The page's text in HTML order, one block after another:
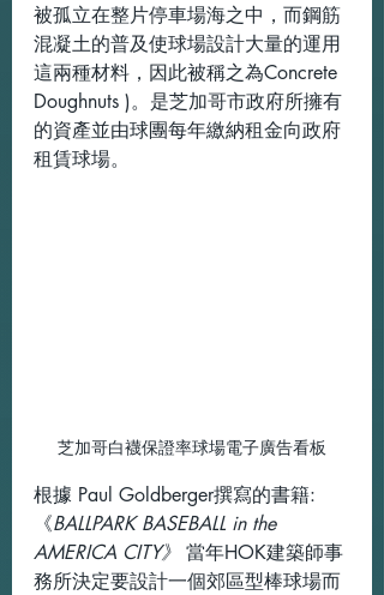
被孤立在整片停車場海之中，而鋼筋
混凝土的普及使球場設計大量的運用
這兩種材料，因此被稱之為Concrete
Doughnuts )。是芝加哥市政府所擁有
的資產並由球團每年繳納租金向政府
租賃球場。
芝加哥白襪保證率球場電子廣告看板
根據 Paul Goldberger撰寫的書籍:
《BALLPARK BASEBALL in the
AMERICA CITY》 當年HOK建築師事
務所決定要設計一個郊區型棒球場而